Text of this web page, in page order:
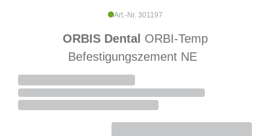
Art.-Nr. 301197
ORBIS Dental ORBI-Temp
Befestigungszement NE